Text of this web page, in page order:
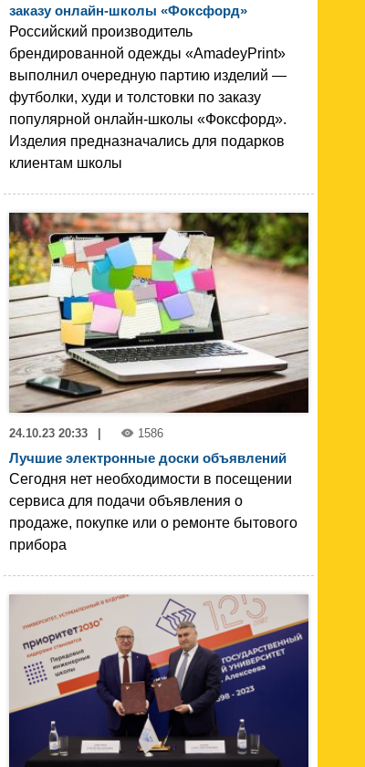
заказу онлайн-школы «Фоксфорд»
Российский производитель
брендированной одежды «AmadeyPrint»
выполнил очередную партию изделий —
футболки, худи и толстовки по заказу
популярной онлайн-школы «Фоксфорд».
Изделия предназначались для подарков
клиентам школы
24.10.23 20:33 1586
Лучшие электронные доски объявлений
Сегодня нет необходимости в посещении
сервиса для подачи объявления о
продаже, покупке или о ремонте бытового
прибора